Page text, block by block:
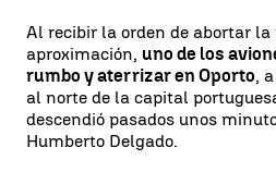
Al recibir la orden de abortar
aproximación, uno de los
rumbo y aterrizar en Oporto,
al norte de la capital
descendió pasados unos
Humberto Delgado.